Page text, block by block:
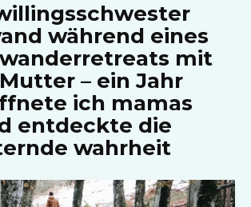
während eines
mit
– ein Jahr
ich mamas
entdeckte die
wahrheit